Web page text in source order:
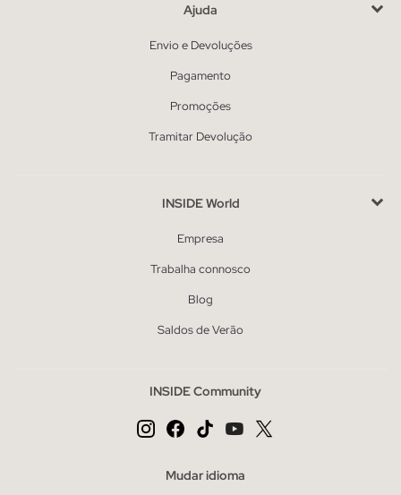
Ajuda
Envio e Devoluções
Pagamento
Promoções
Tramitar Devolução
INSIDE World
Empresa
Trabalha connosco
Blog
Saldos de Verão
INSIDE Community
Mudar idioma